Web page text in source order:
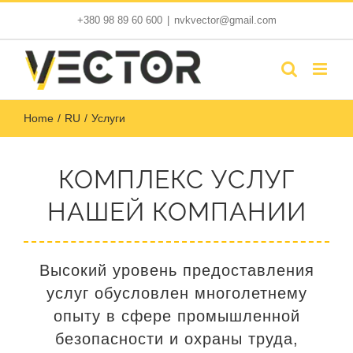
to
content
+380 98 89 60 600 nvkvector@gmail.com
Home RU Услуги
КОМПЛЕКС УСЛУГ
НАШЕЙ КОМПАНИИ
Высокий уровень предоставления
услуг обусловлен многолетнему
опыту в сфере промышленной
безопасности и охраны труда,